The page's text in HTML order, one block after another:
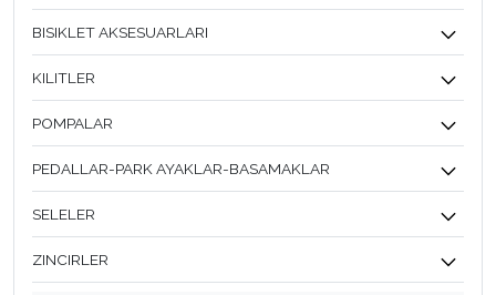
BISIKLET AKSESUARLARI
KILITLER
POMPALAR
PEDALLAR-PARK AYAKLAR-BASAMAKLAR
SELELER
ZINCIRLER